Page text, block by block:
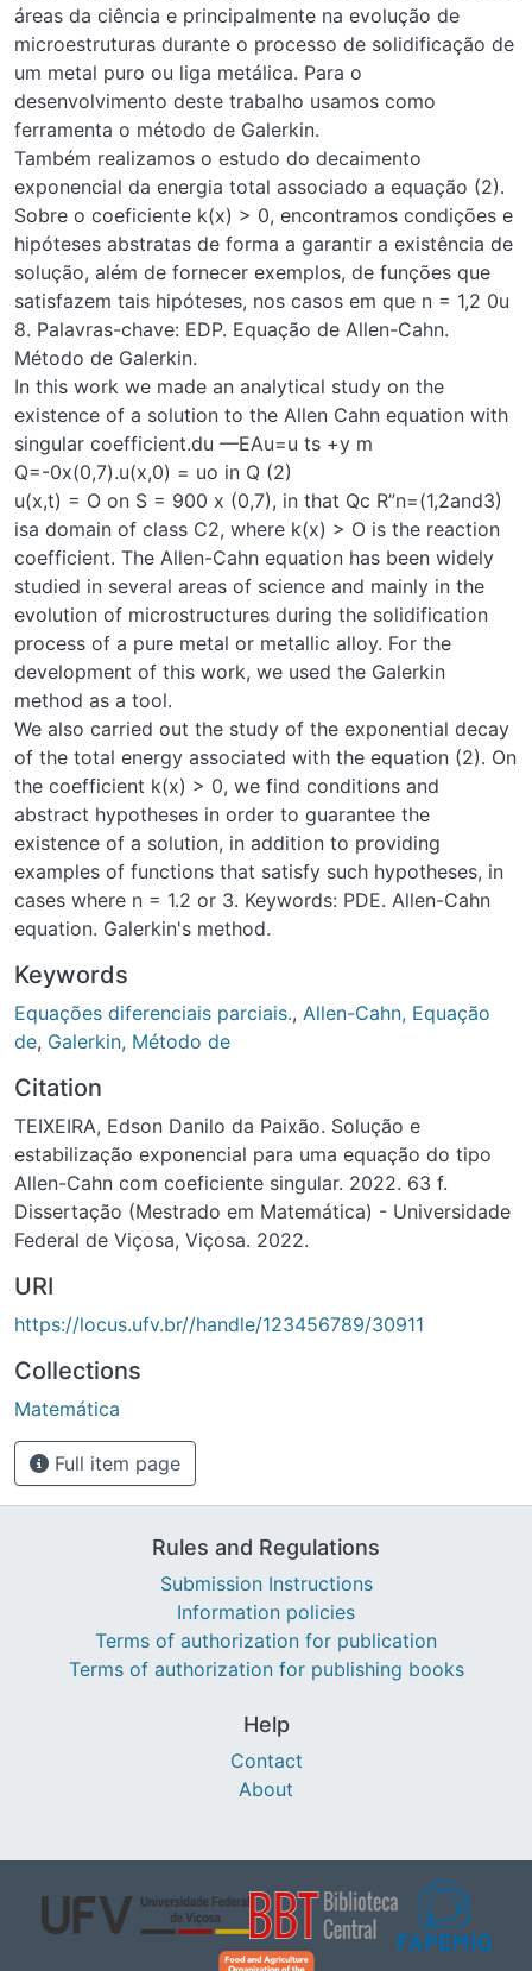
áreas da ciência e principalmente na evolução de
microestruturas durante o processo de solidificação de
um metal puro ou liga metálica. Para o
desenvolvimento deste trabalho usamos como
ferramenta o método de Galerkin.
Também realizamos o estudo do decaimento
exponencial da energia total associado a equação (2).
Sobre o coeficiente k(x) > 0, encontramos condições e
hipóteses abstratas de forma a garantir a existência de
solução, além de fornecer exemplos, de funções que
satisfazem tais hipóteses, nos casos em que n = 1,2 0u
8. Palavras-chave: EDP. Equação de Allen-Cahn.
Método de Galerkin.
In this work we made an analytical study on the
existence of a solution to the Allen Cahn equation with
singular coefficient.du —EAu=u ts +y m
Q=-0x(0,7).u(x,0) = uo in Q (2)
u(x,t) = O on S = 900 x (0,7), in that Qc R”n=(1,2and3)
isa domain of class C2, where k(x) > O is the reaction
coefficient. The Allen-Cahn equation has been widely
studied in several areas of science and mainly in the
evolution of microstructures during the solidification
process of a pure metal or metallic alloy. For the
development of this work, we used the Galerkin
method as a tool.
We also carried out the study of the exponential decay
of the total energy associated with the equation (2). On
the coefficient k(x) > 0, we find conditions and
abstract hypotheses in order to guarantee the
existence of a solution, in addition to providing
examples of functions that satisfy such hypotheses, in
cases where n = 1.2 or 3. Keywords: PDE. Allen-Cahn
equation. Galerkin's method.
Keywords
Equações diferenciais parciais., Allen-Cahn, Equação
de, Galerkin, Método de
Citation
TEIXEIRA, Edson Danilo da Paixão. Solução e
estabilização exponencial para uma equação do tipo
Allen-Cahn com coeficiente singular. 2022. 63 f.
Dissertação (Mestrado em Matemática) - Universidade
Federal de Viçosa, Viçosa. 2022.
URI
https://locus.ufv.br//handle/123456789/30911
Collections
Matemática
Full item page
Rules and Regulations
Submission Instructions
Information policies
Terms of authorization for publication
Terms of authorization for publishing books
Help
Contact
About